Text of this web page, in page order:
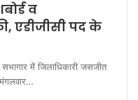
व
एडीजीसी पद के
में जिलाधिकारी जसजीत